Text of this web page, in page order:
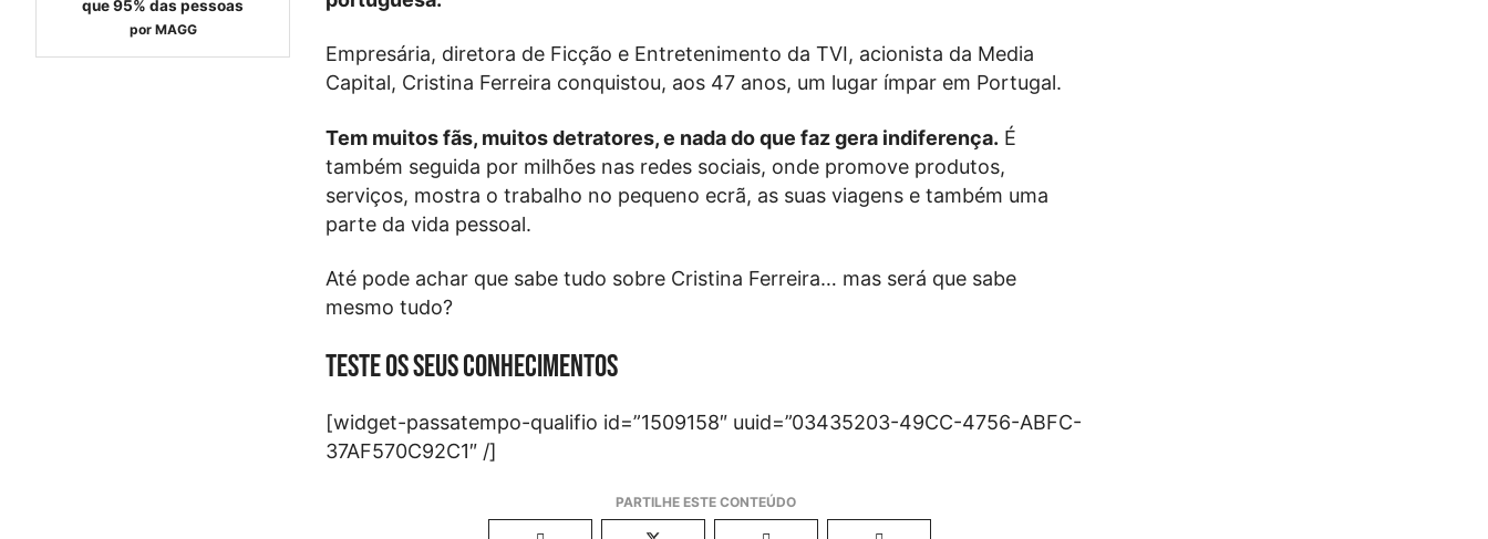
que 95% das pessoas
por MAGG
Empresária, diretora de Ficção e Entretenimento da TVI, acionista da Media
Capital, Cristina Ferreira conquistou, aos 47 anos, um lugar ímpar em Portugal.
Tem muitos fãs, muitos detratores, e nada do que faz gera indiferença. É
também seguida por milhões nas redes sociais, onde promove produtos,
serviços, mostra o trabalho no pequeno ecrã, as suas viagens e também uma
parte da vida pessoal.
Até pode achar que sabe tudo sobre Cristina Ferreira… mas será que sabe
mesmo tudo?
Teste os seus conhecimentos
[widget-passatempo-qualifio id=”1509158″ uuid=”03435203-49CC-4756-ABFC-
37AF570C92C1″ /]